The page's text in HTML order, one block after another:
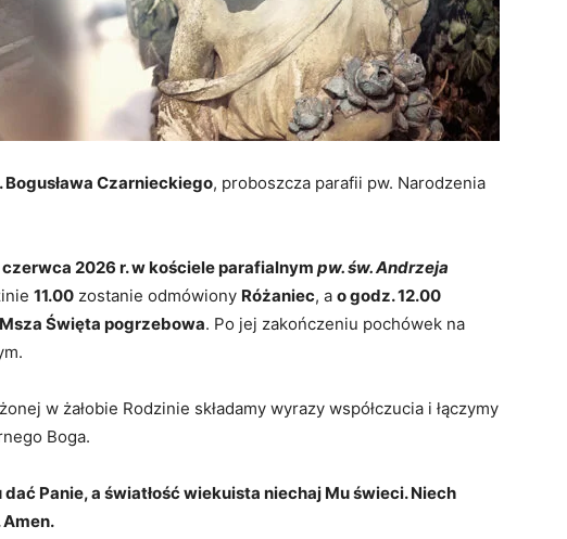
Bogusława Czarnieckiego, proboszcza parafii pw. Narodzenia
czerwca 2026 r. w kościele parafialnym pw. św. Andrzeja
11.00 zostanie odmówiony Różaniec, a o godz. 12.00
Święta pogrzebowa. Po jej zakończeniu pochówek na
w żałobie Rodzinie składamy wyrazy współczucia i łączymy
Boga.
Panie, a światłość wiekuista niechaj Mu świeci. Niech